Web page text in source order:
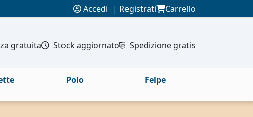
Accedi | Registrati Carrello
gratuita Stock aggiornato Spedizione gratis
Polo Felpe